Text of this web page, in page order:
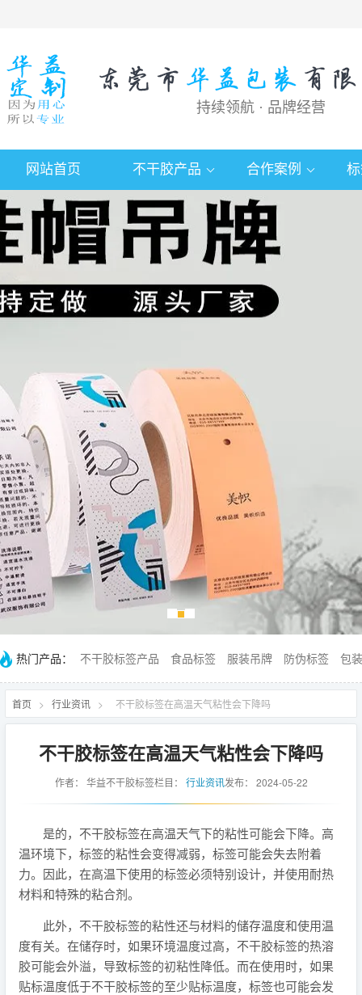
持续领航 · 品牌经营
网站首页 不干胶产品 合作案例
热门产品： 不干胶标签产品 食品标签 服装吊牌 防伪标签 包
首页 > 行业资讯 > 不干胶标签在高温天气粘性会下降吗
不干胶标签在高温天气粘性会下降吗
作者： 华益不干胶标签栏目： 行业资讯发布： 2024-05-22
是的，不干胶标签在高温天气下的粘性可能会下降。高
温环境下，标签的粘性会变得减弱，标签可能会失去附着
力。因此，在高温下使用的标签必须特别设计，并使用耐热
材料和特殊的粘合剂。
此外，不干胶标签的粘性还与材料的储存温度和使用温
度有关。在储存时，如果环境温度过高，不干胶标签的热溶
胶可能会外溢，导致标签的初粘性降低。而在使用时，如果
贴标温度低于不干胶标签的至少贴标温度，标签也可能会发